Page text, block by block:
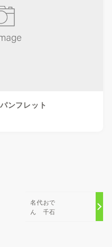
ンフレット
名代おで
ん 千石